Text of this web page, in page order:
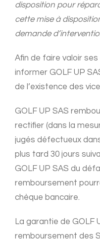
disposition pour
cette mise à
demande
Afin de faire valoir
informer GOLF UP
de l’existence des
GOLF UP SAS
rectifier (dans la
jugés défectueux
plus tard 30 jours
GOLF UP SAS du
remboursement
chèque bancaire.
La garantie de GOLF
remboursement des